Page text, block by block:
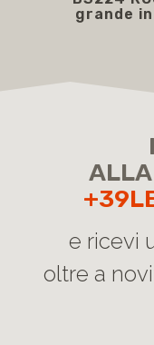
grande
ALLA
e ricevi
oltre a